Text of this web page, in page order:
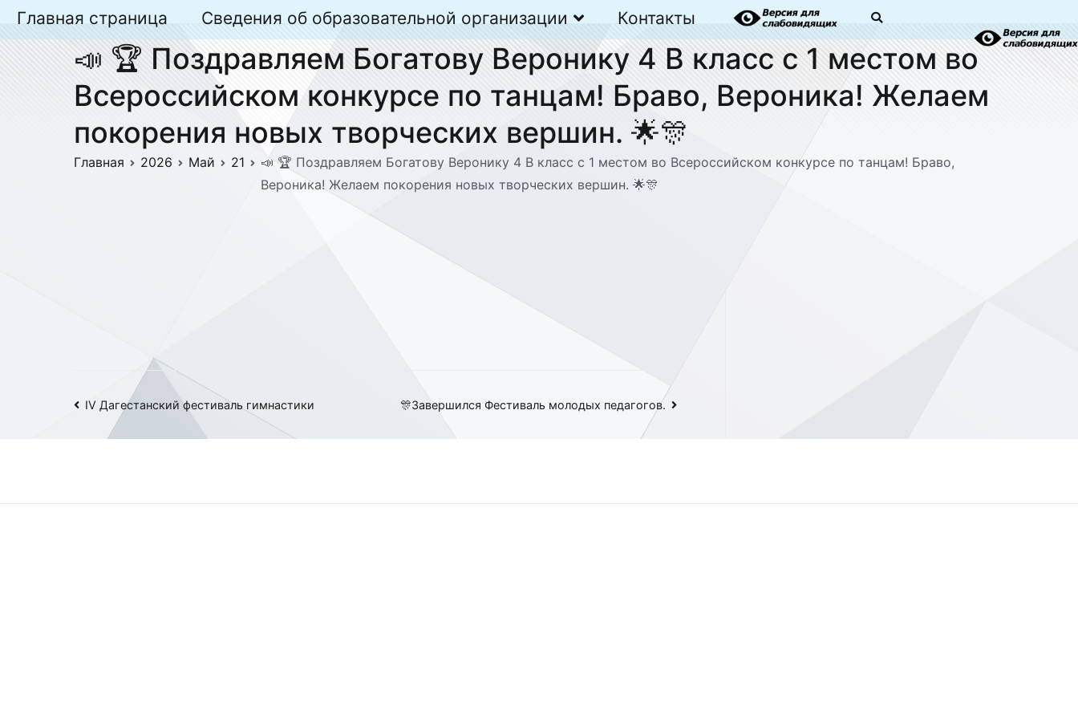
Перейти
содержимому
Главная страница Сведения об образовательной организации Контакты
📣 🏆 Поздравляем Богатову Веронику 4 В класс с 1 местом во
Всероссийском конкурсе по танцам! Браво, Вероника! Желаем
покорения новых творческих вершин. 🌟🎊
Главная 2026 Май 21
📣 🏆 Поздравляем Богатову Веронику 4 В класс с 1 местом во Всероссийском конкурсе по танцам! Браво,
Вероника! Желаем покорения новых творческих вершин. 🌟🎊
Навигация
IV Дагестанский фестиваль гимнастики 🎊Завершился Фестиваль молодых педагогов.